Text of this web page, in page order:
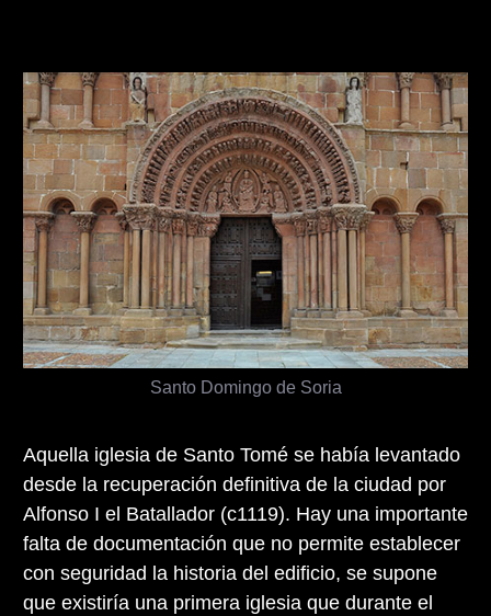
Santo Domingo de Soria
Aquella iglesia de Santo Tomé se había levantado
desde la recuperación definitiva de la ciudad por
Alfonso I el Batallador (c1119). Hay una importante
falta de documentación que no permite establecer
con seguridad la historia del edificio, se supone
que existiría una primera iglesia que durante el